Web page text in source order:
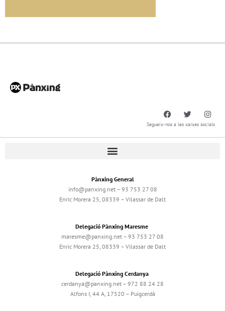
Segueix-nos a les xarxes socials
Pànxing General
info@panxing.net – 93 753 27 08
Enric Morera 25, 08339 – Vilassar de Dalt
Delegació Pànxing Maresme
maresme@panxing.net – 93 753 27 08
Enric Morera 25, 08339 – Vilassar de Dalt
Delegació Pànxing Cerdanya
cerdanya@panxing.net – 972 88 24 28
Alfons I, 44 A, 17520 – Puigcerdà